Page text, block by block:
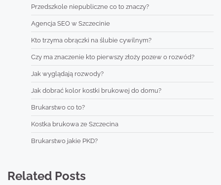
Przedszkole niepubliczne co to znaczy?
Agencja SEO w Szczecinie
Kto trzyma obrączki na ślubie cywilnym?
Czy ma znaczenie kto pierwszy złoży pozew o rozwód?
Jak wyglądają rozwody?
Jak dobrać kolor kostki brukowej do domu?
Brukarstwo co to?
Kostka brukowa ze Szczecina
Brukarstwo jakie PKD?
Related Posts